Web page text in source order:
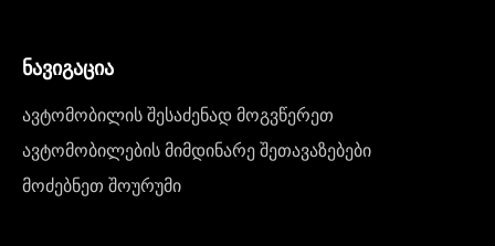
ნავიგაცია
ავტომობილის შესაძენად მოგვწერეთ
ავტომობილების მიმდინარე შეთავაზებები
მოძებნეთ შოურუმი